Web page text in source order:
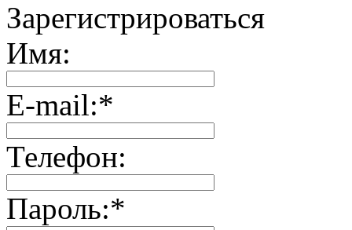
Зарегистрироваться
Имя:
E-mail:*
Телефон:
Пароль:*